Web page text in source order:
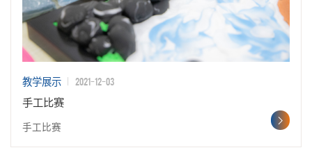
教学展示 2021-12-03
手工比赛
手工比赛